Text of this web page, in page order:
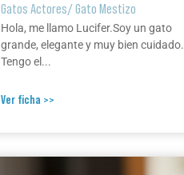
Gatos Actores/Gato Mestizo
Hola, me llamo Lucifer.Soy un gato
grande, elegante y muy bien cuidado.
Tengo el...
Ver ficha >>